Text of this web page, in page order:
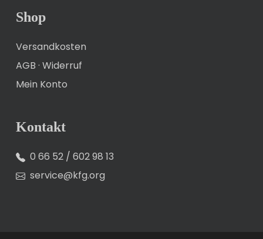
Shop
Versandkosten
AGB · Widerruf
Mein Konto
Kontakt
0 66 52 / 602 98 13
service@kfg.org